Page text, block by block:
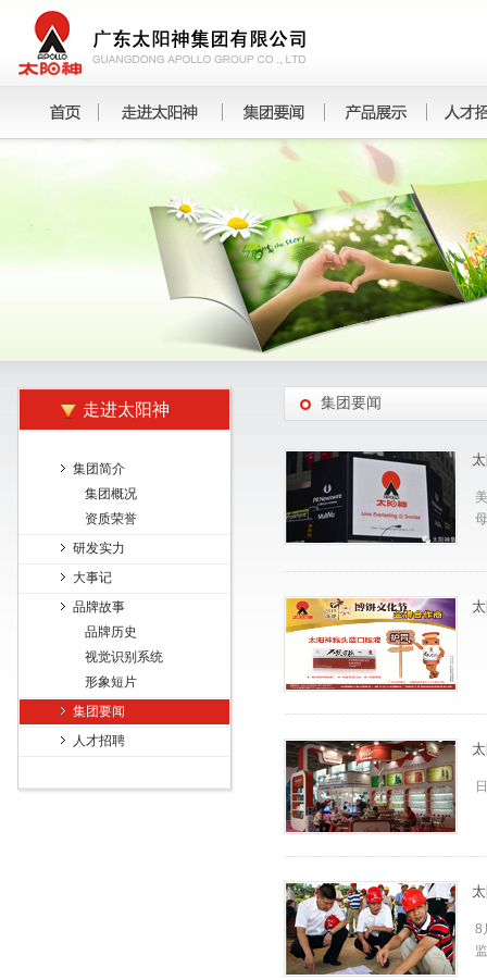
走进太阳神
集团简介
集团概况
资质荣誉
研发实力
大事记
品牌故事
品牌历史
视觉识别系统
形象短片
集团要闻
人才招聘
集团要闻
8